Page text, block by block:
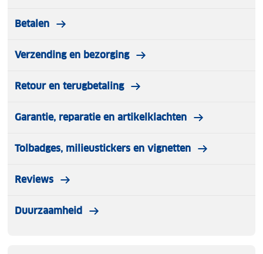
Betalen
Verzending en bezorging
Retour en terugbetaling
Garantie, reparatie en artikelklachten
Tolbadges, milieustickers en vignetten
Reviews
Duurzaamheid